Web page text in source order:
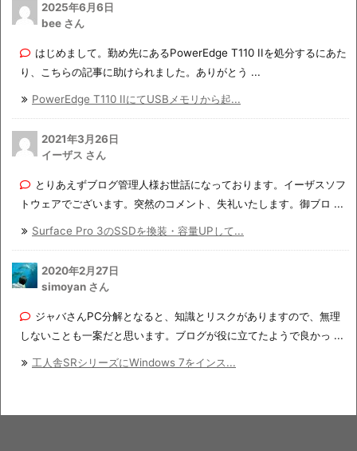
2025年6月6日
bee さん
はじめまして。勤め先にあるPowerEdge T110 IIを処分するにあた
り、こちらの記事に助けられました。ありがとう ...
PowerEdge T110 IIにてUSBメモリから起...
2021年3月26日
イーザス さん
とりあえずブログ管理人様お世話になっております。イーザスソフ
トウェアでございます。突然のコメント、失礼いたします。御ブロ ...
Surface Pro 3のSSDを換装・容量UPして...
2020年2月27日
simoyan さん
ジャバさんPC分解となると、知識とリスクがありますので、無理
しないことも一案だと思います。ブログが役に立てたようで良かっ ...
工人舎SRシリーズにWindows 7をインス...